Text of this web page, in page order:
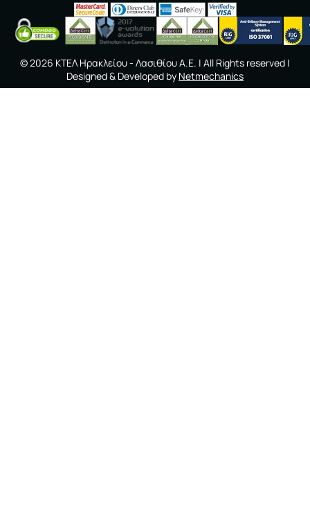
©2026 ΚΤΕΛ Ηρακλείου - Λασιθίου A.E. | All Rights reserved |
Designed & Developed by Netmechanics